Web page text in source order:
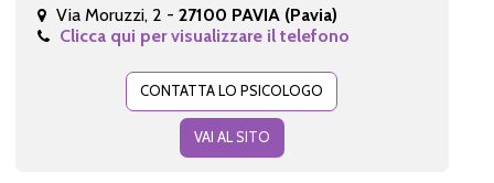
Via Moruzzi, 2 - 27100 PAVIA (Pavia)
Clicca qui per visualizzare il telefono
CONTATTA LO PSICOLOGO
VAI AL SITO